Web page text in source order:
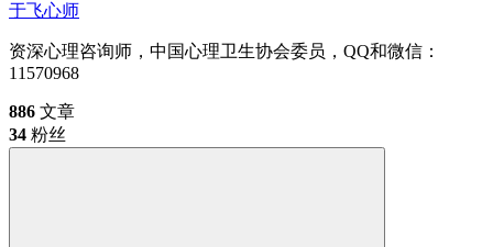
于飞心师
资深心理咨询师，中国心理卫生协会委员，QQ和微信：
11570968
886 文章
34 粉丝